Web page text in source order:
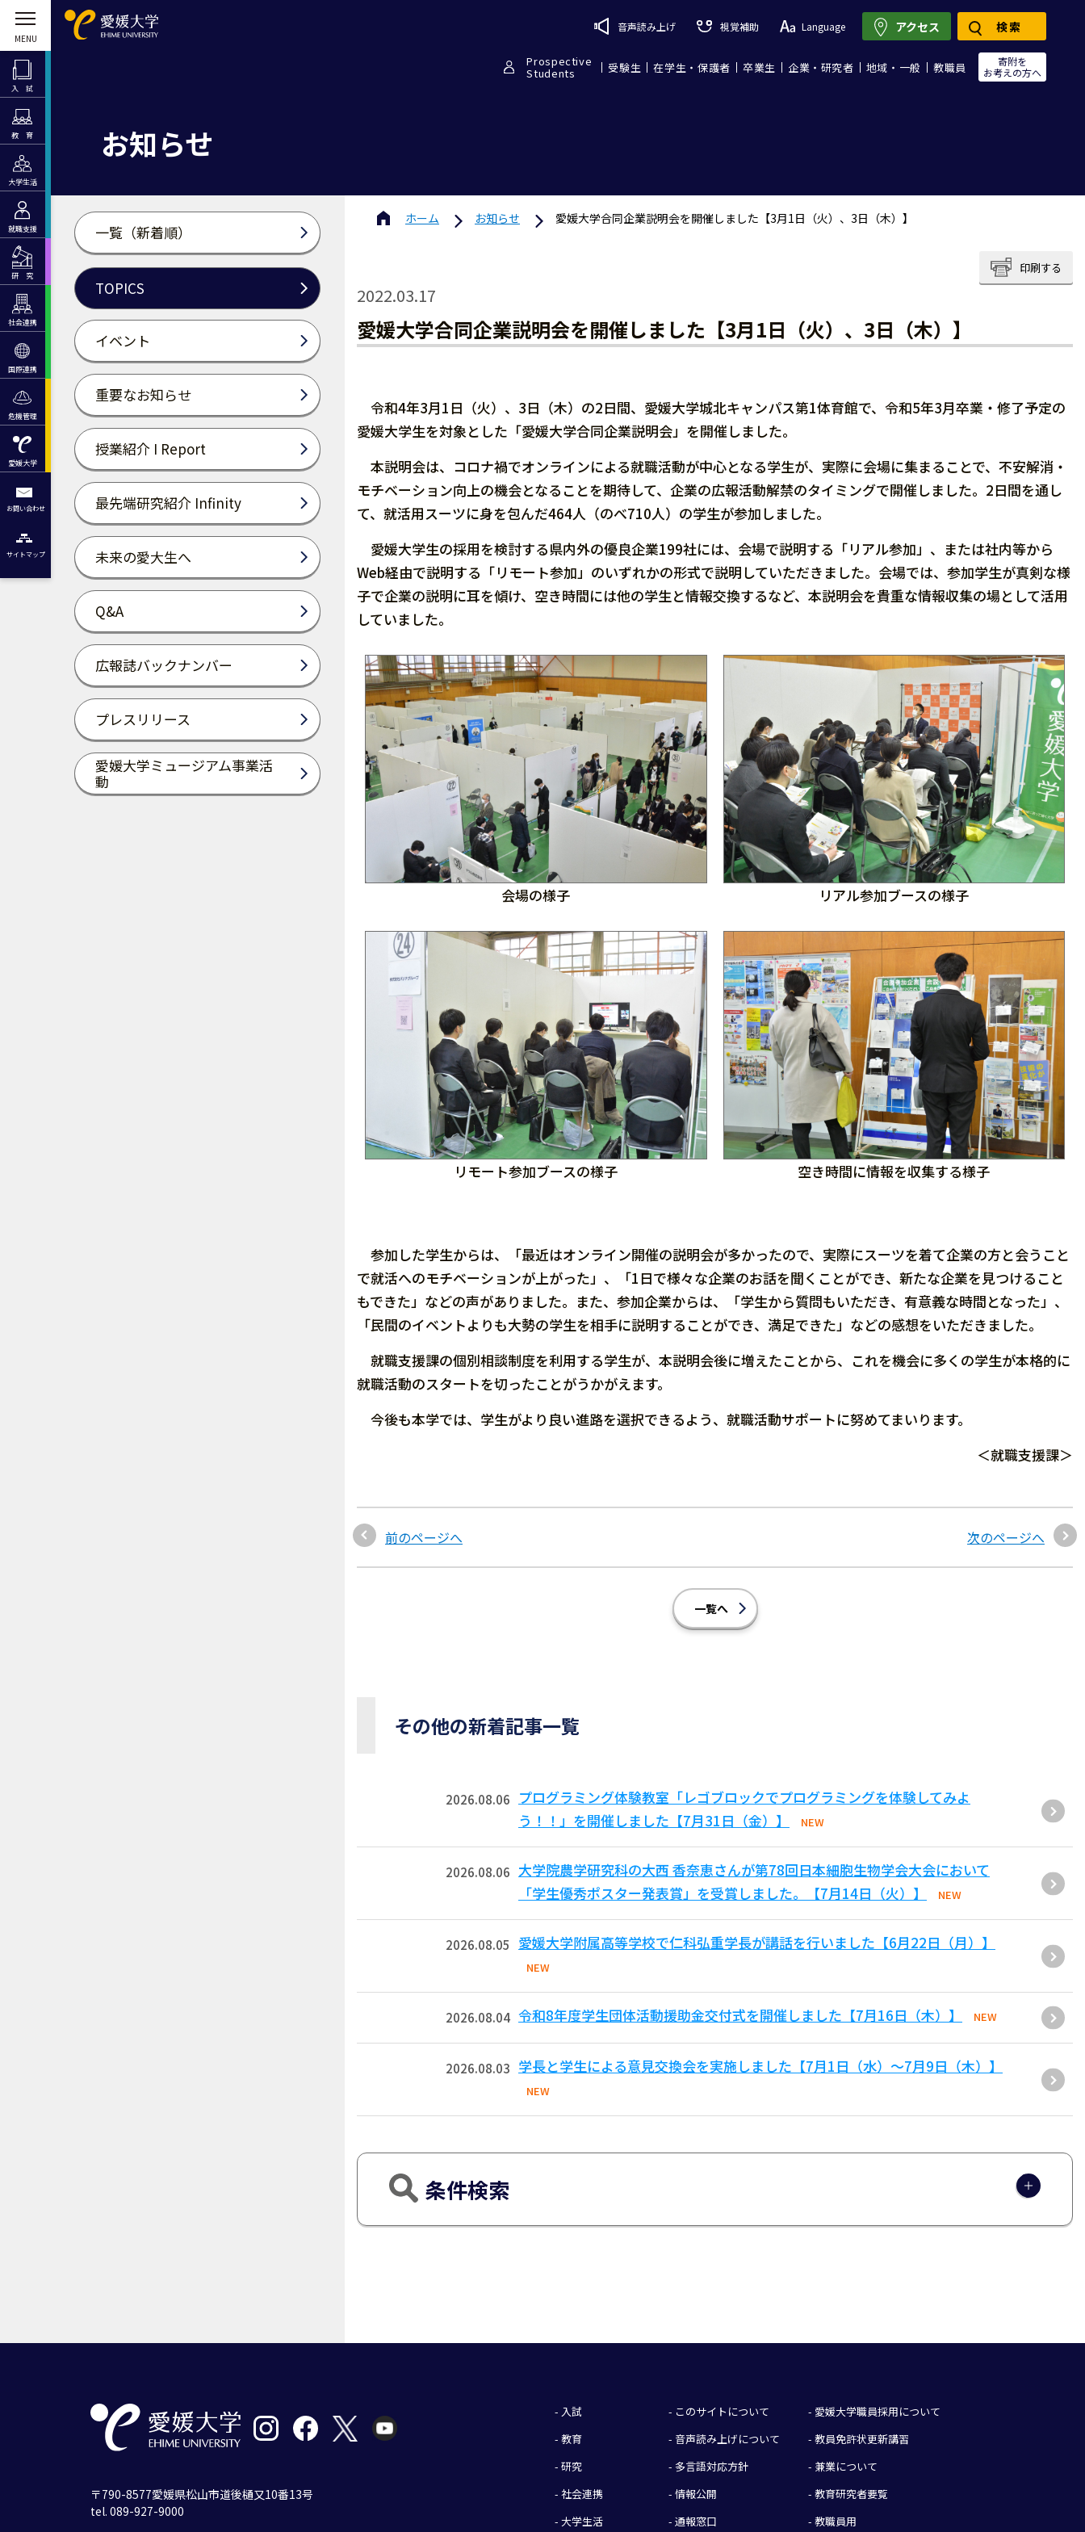
入 試
教 育
大学生活
就職支援
研 究
社会連携
国際連携
危機管理
愛媛大学
お問い合わせ
サイトマップ
音声読み上げ 視覚補助 Language
Prospective
Students 受験生 在学生・保護者 卒業生 企業・研究者 地域・一般 教職員
寄附を
お考えの方へ
アクセス 検索
お知らせ
一覧（新着順）
TOPICS
イベント
重要なお知らせ
授業紹介 I Report
最先端研究紹介 Infinity
未来の愛大生へ
Q&A
広報誌バックナンバー
プレスリリース
愛媛大学ミュージアム事業活
動
ホーム お知らせ 愛媛大学合同企業説明会を開催しました【3月1日（火）、3日（木）】
印刷する
2022.03.17
愛媛大学合同企業説明会を開催しました【3月1日（火）、3日（木）】
令和4年3月1日（火）、3日（木）の2日間、愛媛⼤学城北キャンパス第1体育館で、令和5年3⽉卒業・修了予定の
愛媛大学生を対象とした「愛媛大学合同企業説明会」を開催しました。
本説明会は、コロナ禍でオンラインによる就職活動が中心となる学生が、実際に会場に集まることで、不安解消・
モチベーション向上の機会となることを期待して、企業の広報活動解禁のタイミングで開催しました。2日間を通し
て、就活用スーツに身を包んだ464人（のべ710人）の学生が参加しました。
愛媛大学生の採用を検討する県内外の優良企業199社には、会場で説明する「リアル参加」、または社内等から
Web経由で説明する「リモート参加」のいずれかの形式で説明していただきました。会場では、参加学生が真剣な様
子で企業の説明に耳を傾け、空き時間には他の学生と情報交換するなど、本説明会を貴重な情報収集の場として活用
していました。
会場の様子 リアル参加ブースの様子
リモート参加ブースの様子 空き時間に情報を収集する様子
参加した学生からは、「最近はオンライン開催の説明会が多かったので、実際にスーツを着て企業の方と会うこと
で就活へのモチベーションが上がった」、「1日で様々な企業のお話を聞くことができ、新たな企業を見つけること
もできた」などの声がありました。また、参加企業からは、「学生から質問もいただき、有意義な時間となった」、
「民間のイベントよりも大勢の学生を相手に説明することができ、満足できた」などの感想をいただきました。
就職支援課の個別相談制度を利用する学生が、本説明会後に増えたことから、これを機会に多くの学生が本格的に
就職活動のスタートを切ったことがうかがえます。
今後も本学では、学生がより良い進路を選択できるよう、就職活動サポートに努めてまいります。
＜就職支援課＞
前のページへ 次のページへ
一覧へ
その他の新着記事一覧
2026.08.06
プログラミング体験教室「レゴブロックでプログラミングを体験してみよ
う！！」を開催しました【7月31日（金）】
NEW
2026.08.06 大学院農学研究科の大西 香奈恵さんが第78回日本細胞生物学会大会において
「学生優秀ポスター発表賞」を受賞しました。【7月14日（火）】
NEW
2026.08.05 愛媛大学附属高等学校で仁科弘重学長が講話を行いました【6月22日（月）】
NEW
2026.08.04 令和8年度学生団体活動援助金交付式を開催しました【7月16日（木）】 NEW
2026.08.03 学長と学生による意見交換会を実施しました【7月1日（水）～7月9日（木）】
NEW
条件検索
- 入試
- 教育
- 研究
- 社会連携
- 大学生活
- このサイトについて
- 音声読み上げについて
- 多言語対応方針
- 情報公開
- 通報窓口
- 愛媛大学職員採用について
- 教員免許状更新講習
- 兼業について
- 教育研究者要覧
- 教職員用
〒790-8577愛媛県松山市道後樋又10番13号
tel. 089-927-9000